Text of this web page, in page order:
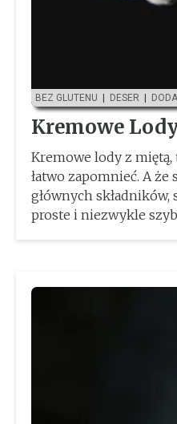
BEZ GLUTENU DESER
Kremowe
Kremowe lody z
łatwo zapomnieć. A że
głównych składników,
proste i niezwykle